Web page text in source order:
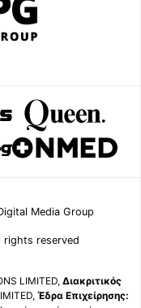
Media Group
reserved
LIMITED, Διακριτικός
Έδρα Επιχείρησης: